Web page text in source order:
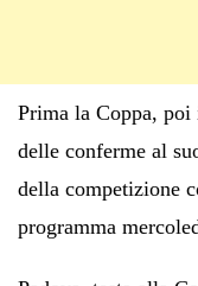
Prima la Coppa,
delle conferme al
della competizione
programma